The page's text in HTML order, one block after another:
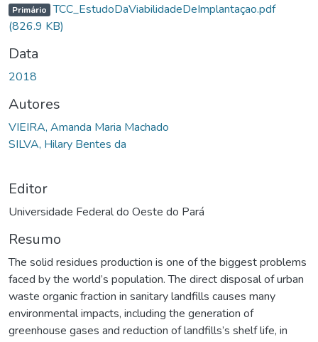
Primário TCC_EstudoDaViabilidadeDeImplantaçao.pdf
(826.9 KB)
Data
2018
Autores
VIEIRA, Amanda Maria Machado
SILVA, Hilary Bentes da
Editor
Universidade Federal do Oeste do Pará
Resumo
The solid residues production is one of the biggest problems
faced by the world’s population. The direct disposal of urban
waste organic fraction in sanitary landfills causes many
environmental impacts, including the generation of
greenhouse gases and reduction of landfills’s shelf life, in